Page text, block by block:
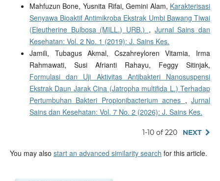
Mahfuzun Bone, Yusnita Rifai, Gemini Alam, Karakterisasi
Senyawa Bioaktif Antimikroba Ekstrak Umbi Bawang Tiwai
(Eleutherine Bulbosa (MILL.) URB.) , Jurnal Sains dan
Kesehatan: Vol. 2 No. 1 (2019): J. Sains Kes.
Jamili, Tubagus Akmal, Cszahreyloren Vitamia, Irma
Rahmawati, Susi Afrianti Rahayu, Feggy Sitinjak,
Formulasi dan Uji Aktivitas Antibakteri Nanosuspensi
Ekstrak Daun Jarak Cina (Jatropha multifida L.) Terhadap
Pertumbuhan Bakteri Propionibacterium acnes ,Jurnal
Sains dan Kesehatan: Vol. 7 No. 2 (2026): J. Sains Kes.
1-10 of 220 NEXT
You may also start an advanced similarity search for this article.